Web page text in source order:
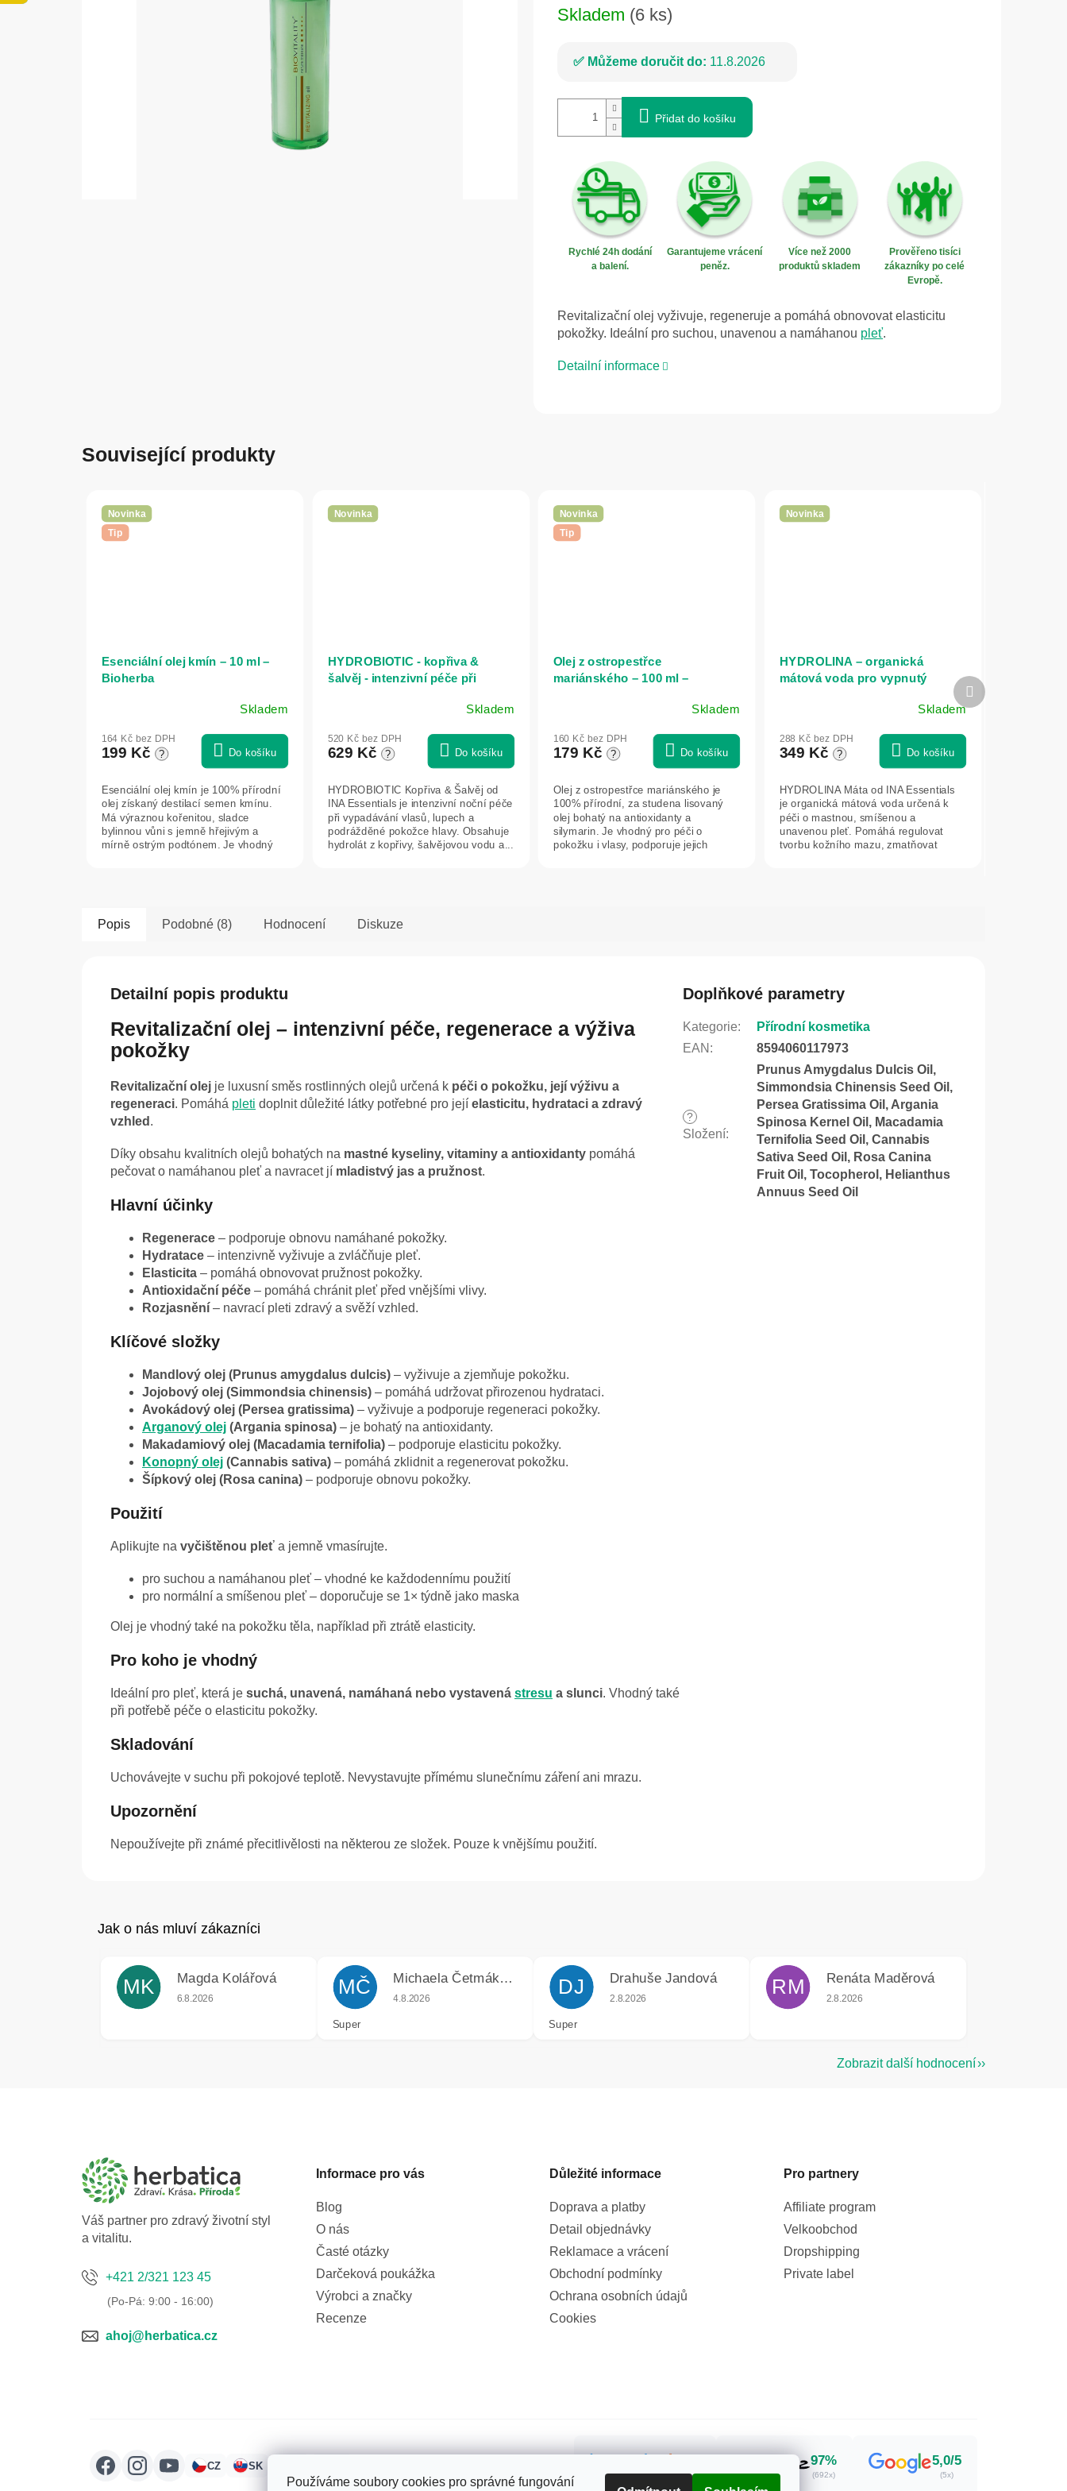
Používáme soubory cookies pro správné fungování
Skladem (6 ks)
Můžeme doručit do: 11.8.2026
Přidat do košíku
Rychlé 24h dodání
a balení.
Garantujeme vrácení
peněz.
Více než 2000
produktů skladem
Prověřeno tisíci
zákazníky po celé
Evropě.
Revitalizační olej vyživuje, regeneruje a pomáhá obnovovat elasticitu
pokožky. Ideální pro suchou, unavenou a namáhanou pleť.
Detailní informace
Související produkty
Novinka
Tip
Esenciální olej kmín – 10 ml –
Bioherba
Skladem
164 Kč bez DPH
199 Kč ? Do košíku
Esenciální olej kmín je 100% přírodní
olej získaný destilací semen kmínu.
Má výraznou kořenitou, sladce
bylinnou vůni s jemně hřejivým a
mírně ostrým podtónem. Je vhodný
Novinka
HYDROBIOTIC - kopřiva &
šalvěj - intenzivní péče při
citlivé pokožce hlavy - 150 ml -
Skladem
520 Kč bez DPH
629 Kč ? Do košíku
HYDROBIOTIC Kopřiva & Šalvěj od
INA Essentials je intenzivní noční péče
při vypadávání vlasů, lupech a
podrážděné pokožce hlavy. Obsahuje
hydrolát z kopřivy, šalvějovou vodu a...
Novinka
Tip
Olej z ostropestřce
mariánského – 100 ml –
Skladem
160 Kč bez DPH
179 Kč ? Do košíku
Olej z ostropestřce mariánského je
100% přírodní, za studena lisovaný
olej bohatý na antioxidanty a
silymarin. Je vhodný pro péči o
pokožku i vlasy, podporuje jejich
Novinka
HYDROLINA – organická
mátová voda pro vypnutý
vzhled pleti a matný efekt – 150
Skladem
288 Kč bez DPH
349 Kč ? Do košíku
HYDROLINA Máta od INA Essentials
je organická mátová voda určená k
péči o mastnou, smíšenou a
unavenou pleť. Pomáhá regulovat
tvorbu kožního mazu, zmatňovat
Další
produkt
Popis Podobné (8) Hodnocení Diskuze
Detailní popis produktu
Revitalizační olej – intenzivní péče, regenerace a výživa
pokožky
Revitalizační olej je luxusní směs rostlinných olejů určená k péči o pokožku, její výživu a
regeneraci. Pomáhá pleti doplnit důležité látky potřebné pro její elasticitu, hydrataci a zdravý
vzhled .
Díky obsahu kvalitních olejů bohatých na mastné kyseliny, vitaminy a antioxidanty pomáhá
pečovat o namáhanou pleť a navracet jí mladistvý jas a pružnost.
Hlavní účinky
Regenerace – podporuje obnovu namáhané pokožky.
Hydratace – intenzivně vyživuje a zvláčňuje pleť.
Elasticita – pomáhá obnovovat pružnost pokožky.
Antioxidační péče – pomáhá chránit pleť před vnějšími vlivy.
Rozjasnění – navrací pleti zdravý a svěží vzhled.
Klíčové složky
Mandlový olej (Prunus amygdalus dulcis) – vyživuje a zjemňuje pokožku.
Jojobový olej (Simmondsia chinensis) – pomáhá udržovat přirozenou hydrataci.
Avokádový olej (Persea gratissima) – vyživuje a podporuje regeneraci pokožky.
Arganový olej (Argania spinosa) – je bohatý na antioxidanty.
Makadamiový olej (Macadamia ternifolia) – podporuje elasticitu pokožky.
Konopný olej (Cannabis sativa) – pomáhá zklidnit a regenerovat pokožku.
Šípkový olej (Rosa canina) – podporuje obnovu pokožky.
Použití
Aplikujte na vyčištěnou pleť a jemně vmasírujte.
pro suchou a namáhanou pleť – vhodné ke každodennímu použití
pro normální a smíšenou pleť – doporučuje se 1× týdně jako maska
Olej je vhodný také na pokožku těla, například při ztrátě elasticity.
Pro koho je vhodný
Ideální pro pleť, která je suchá, unavená, namáhaná nebo vystavená stresu a slunci. Vhodný také
při potřebě péče o elasticitu pokožky.
Skladování
Uchovávejte v suchu při pokojové teplotě. Nevystavujte přímému slunečnímu záření ani mrazu.
Upozornění
Nepoužívejte při známé přecitlivělosti na některou ze složek. Pouze k vnějšímu použití.
Doplňkové parametry
Kategorie:
Přírodní kosmetika
EAN : 8594060117973
?
Složení:
Prunus Amygdalus Dulcis Oil,
Simmondsia Chinensis Seed Oil,
Persea Gratissima Oil, Argania
Spinosa Kernel Oil, Macadamia
Ternifolia Seed Oil, Cannabis
Sativa Seed Oil, Rosa Canina
Fruit Oil, Tocopherol, Helianthus
Annuus Seed Oil
MK Magda Kolářová
Hodnocení obchodu je 5 z 5 hvězdiček.
6.8.2026 MČ Michaela Četmáková
Hodnocení obchodu je 5 z 5 hvězdiček.
4.8.2026
Super
DJ Drahuše Jandová
Hodnocení obchodu je 5 z 5 hvězdiček.
2.8.2026
Super
RM Renáta Maděrová
Hodnocení obchodu je 5 z 5 hvězdiček.
2.8.2026
Zobrazit další hodnocení
Váš partner pro zdravý životní styl
a vitalitu.
+421 2/321 123 45
ahoj@herbatica.cz
Informace pro vás
Blog
O nás
Časté otázky
Darčeková poukážka
Výrobci a značky
Recenze
Důležité informace
Doprava a platby
Detail objednávky
Reklamace a vrácení
Obchodní podmínky
Ochrana osobních údajů
Cookies
Pro partnery
Affiliate program
Velkoobchod
Dropshipping
Private label
CZ SK
(855x)
97%
(692x)
5,0/5
(5x)